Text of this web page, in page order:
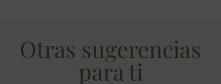
Otras sugerencias
para ti